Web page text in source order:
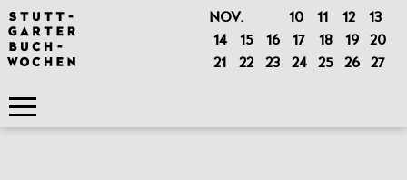
NOV. 10 11 12
13
14
15 16 17 18 19 20
21
22 23 24 25 26 27